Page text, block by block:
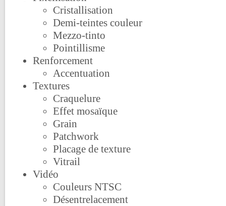
Cristallisation
Demi-teintes couleur
Mezzo-tinto
Pointillisme
Renforcement
Accentuation
Textures
Craquelure
Effet mosaïque
Grain
Patchwork
Placage de texture
Vitrail
Vidéo
Couleurs NTSC
Désentrelacement